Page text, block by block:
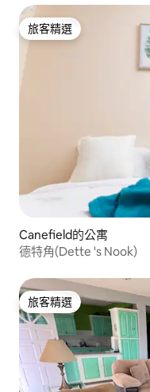
旅客精選
旅客精選
Canefield的公寓
德特角(Dette 's Nook)
旅客精選
旅客精選